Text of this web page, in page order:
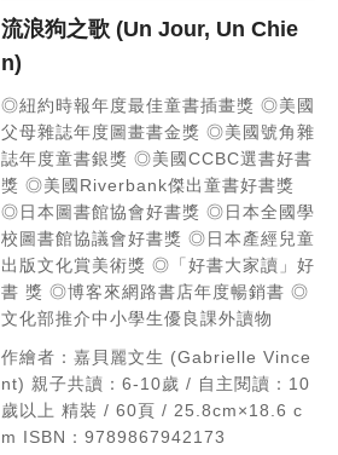
流浪狗之歌 (Un Jour, Un Chie
n)
◎紐約時報年度最佳童書插畫獎 ◎美國
父母雜誌年度圖畫書金獎 ◎美國號角雜
誌年度童書銀獎 ◎美國CCBC選書好書
獎 ◎美國Riverbank傑出童書好書獎
◎日本圖書館協會好書獎 ◎日本全國學
校圖書館協議會好書獎 ◎日本產經兒童
出版文化賞美術獎 ◎「好書大家讀」好
書 獎 ◎博客來網路書店年度暢銷書 ◎
文化部推介中小學生優良課外讀物
作繪者：嘉貝麗文生 (Gabrielle Vince
nt) 親子共讀：6-10歲 / 自主閱讀：10
歲以上 精裝 / 60頁 / 25.8cm×18.6 c
m ISBN：9789867942173